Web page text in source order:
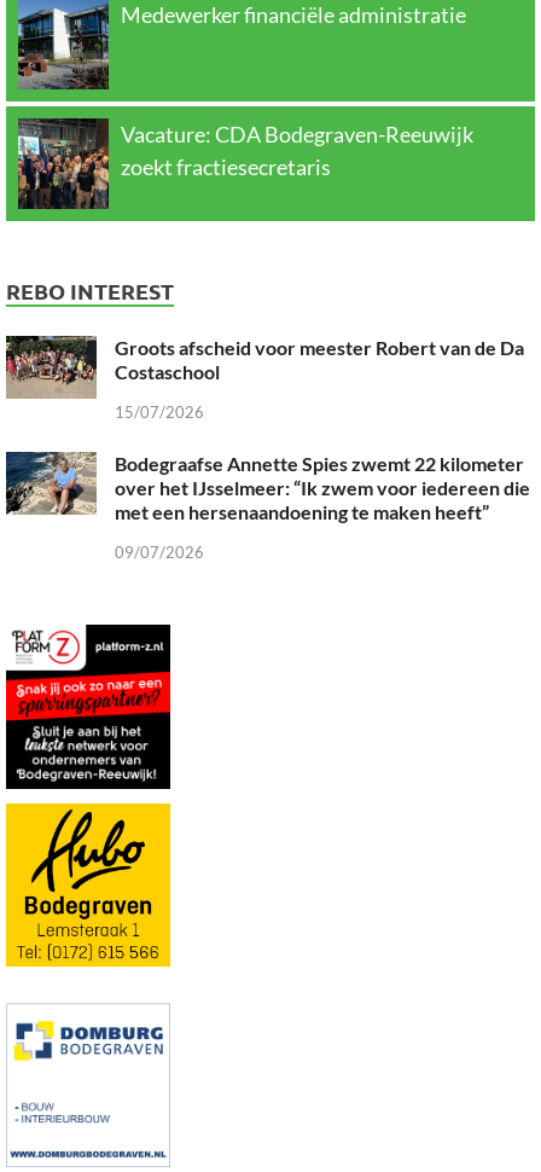
Medewerker financiële administratie
Vacature: CDA Bodegraven-Reeuwijk
zoekt fractiesecretaris
REBO INTEREST
Groots afscheid voor meester Robert van de Da
Costaschool
15/07/2026
Bodegraafse Annette Spies zwemt 22 kilometer
over het IJsselmeer: “Ik zwem voor iedereen die
met een hersenaandoening te maken heeft”
09/07/2026